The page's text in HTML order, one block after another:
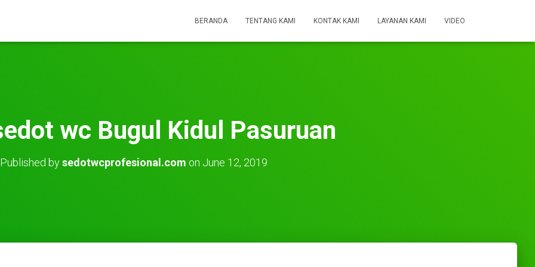
BERANDA TENTANG KAMI KONTAK KAMI LAYANAN KAMI VIDEO
wc Bugul Kidul Pasuruan
Published bysedotwcprofesional.com on June 12, 2019